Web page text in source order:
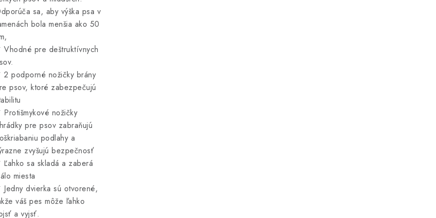
sa, aby výška psa v
bola menšia ako 50
Vhodné pre deštruktívnych
2 podporné nožičky brány
psov, ktoré zabezpečujú
Protišmykové nožičky
pre psov zabraňujú
podlahy a
zvyšujú bezpečnosť
Ľahko sa skladá a zaberá
miesta
Jedny dvierka sú otvorené,
váš pes môže ľahko
a vyjsť.